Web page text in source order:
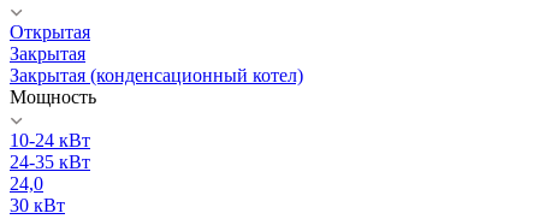
Открытая
Закрытая
Закрытая (конденсационный котел)
Мощность
10-24 кВт
24-35 кВт
24,0
30 кВт